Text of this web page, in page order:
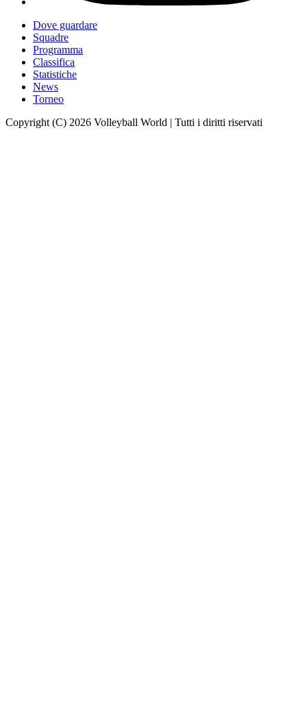
Dove guardare
Squadre
Programma
Classifica
Statistiche
News
Torneo
Copyright (C) 2026 Volleyball World | Tutti i diritti riservati